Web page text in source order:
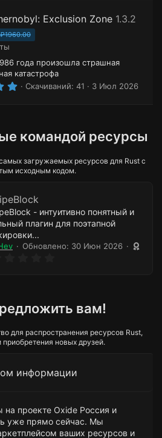
з
в
ё
з
Exclusion Zone 1.3.2
₽1960.00
года произошла страшная
катастрофа
5
в
ё
д
Скачиваний 41 3 Июл 2026
командой ресурсы
загружаемых ресурсов для Rust с
исходным кодом.
- интуитивно понятный и
плагин для поэтапной
Обновлено: 30 Июн 2026
ё
д
вам!
для распространения ресурсов Rust,
новых друзей.
информации
проекте Oxide Россия и
уже прямо сейчас. Мы
ваших ресурсов и